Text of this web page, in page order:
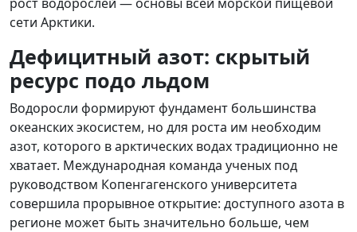
сети Арктики.
Дефицитный азот: скрытый
ресурс подо льдом
Водоросли формируют фундамент большинства
океанских экосистем, но для роста им необходим
азот, которого в арктических водах традиционно не
хватает. Международная команда ученых под
руководством Копенгагенского университета
совершила прорывное открытие: доступного азота в
регионе может быть значительно больше, чем